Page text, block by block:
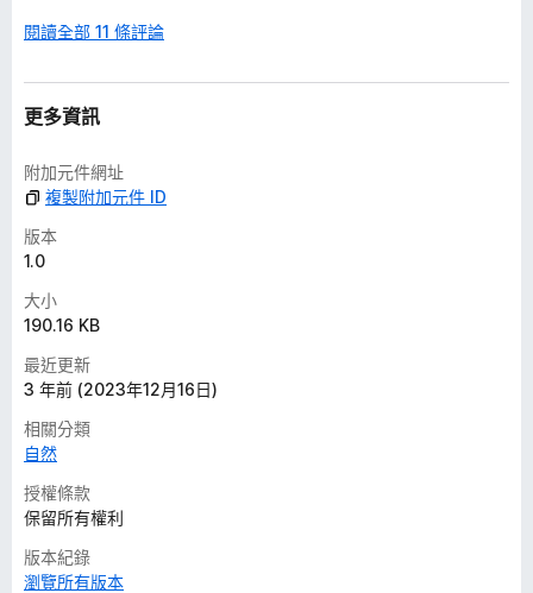
閱讀全部 11 條評論
更多資訊
附加元件網址
複製附加元件 ID
版本
1.0
大小
190.16 KB
最近更新
3 年前 (2023年12月16日)
相關分類
自然
授權條款
保留所有權利
版本紀錄
瀏覽所有版本